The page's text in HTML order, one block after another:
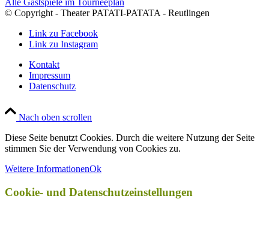
Alle Gastspiele im Tourneeplan
© Copyright - Theater PATATI-PATATA - Reutlingen
Link zu Facebook
Link zu Instagram
Kontakt
Impressum
Datenschutz
Nach oben scrollen
Diese Seite benutzt Cookies. Durch die weitere Nutzung der Seite
stimmen Sie der Verwendung von Cookies zu.
Weitere InformationenOk
Cookie- und Datenschutzeinstellungen